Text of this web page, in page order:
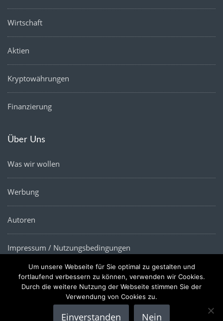
Wirtschaft
Aktien
Kryptowährungen
Finanzierung
Über Uns
Was wir wollen
Werbung
Autoren
Impressum / Nutzungsbedingungen
Datenschutz
Um unsere Webseite für Sie optimal zu gestalten und
fortlaufend verbessern zu können, verwenden wir Cookies.
Durch die weitere Nutzung der Webseite stimmen Sie der
Verwendung von Cookies zu.
Einverstanden Nein